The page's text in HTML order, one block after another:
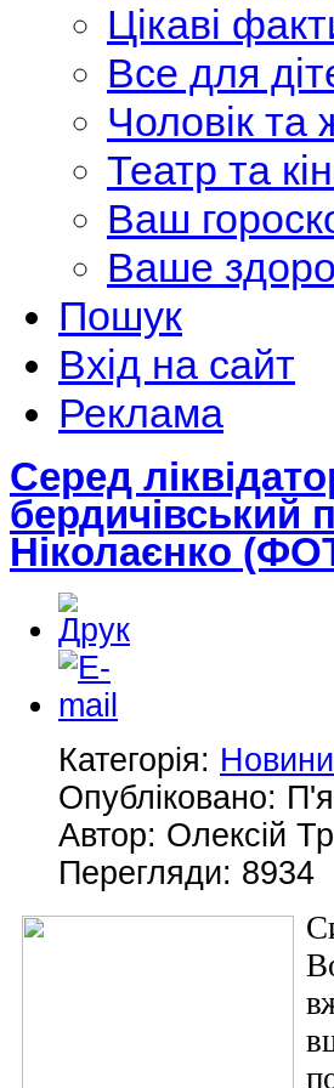
Цікаві
Все для
Чоловік та
Театр та
Ваш
Ваше
Пошук
Вхід на сайт
Реклама
Серед
бердичівський
Ніколаєнко
Категорія:
Опубліковано:
Автор: Олексій
Перегляди: 8934